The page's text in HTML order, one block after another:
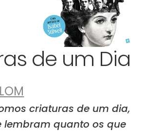
de um Dia
criaturas de um dia,
lembram quanto os que